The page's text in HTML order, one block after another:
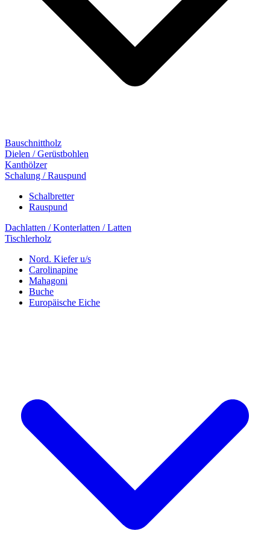
Bauschnittholz
Dielen / Gerüstbohlen
Kanthölzer
Schalung / Rauspund
Schalbretter
Rauspund
Dachlatten / Konterlatten / Latten
Tischlerholz
Nord. Kiefer u/s
Carolinapine
Mahagoni
Buche
Europäische Eiche